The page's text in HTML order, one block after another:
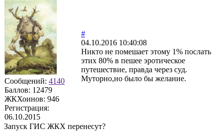
Сообщений: 4140
Баллов: 12479
ЖКХоинов: 946
Регистрация:
06.10.2015
#
04.10.2016 10:40:08
Никто не помешает этому 1% послать
этих 80% в пешее эротическое
путешествие, правда через суд.
Муторно,но было бы желание.
Запуск ГИС ЖКХ перенесут?